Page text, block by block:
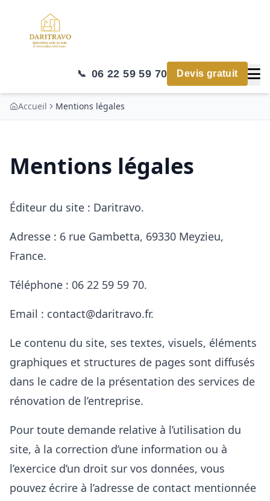
📞 06 22 59 59 70 Devis gratuit
Accueil Mentions légales
Mentions légales
Éditeur du site : Daritravo.
Adresse : 6 rue Gambetta, 69330 Meyzieu,
France.
Téléphone : 06 22 59 59 70.
Email : contact@daritravo.fr.
Le contenu du site, ses textes, visuels, éléments
graphiques et structures de pages sont diffusés
dans le cadre de la présentation des services de
rénovation de l’entreprise.
Pour toute demande relative à l’utilisation du
site, à la correction d’une information ou à
l’exercice d’un droit sur vos données, vous
pouvez écrire à l’adresse de contact mentionnée